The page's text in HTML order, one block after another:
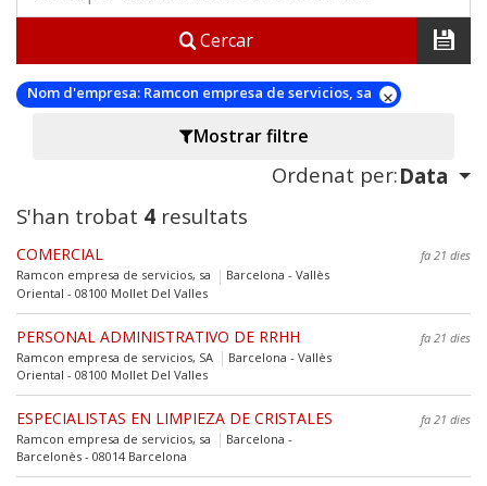
Cercar
Nom d'empresa: Ramcon empresa de servicios, sa
Mostrar filtre
Ordenat per:Data
S'han trobat 4 resultats
COMERCIAL
fa 21 dies
Ramcon empresa de servicios, sa
Barcelona - Vallès
Oriental - 08100 Mollet Del Valles
PERSONAL ADMINISTRATIVO DE RRHH
fa 21 dies
Ramcon empresa de servicios, SA
Barcelona - Vallès
Oriental - 08100 Mollet Del Valles
ESPECIALISTAS EN LIMPIEZA DE CRISTALES
fa 21 dies
Ramcon empresa de servicios, sa
Barcelona -
Barcelonès - 08014 Barcelona